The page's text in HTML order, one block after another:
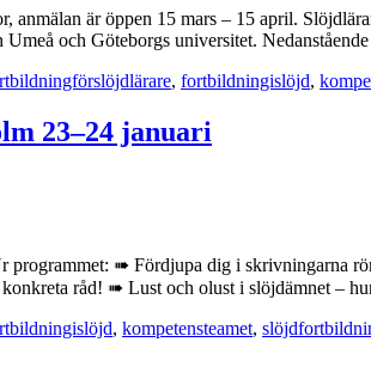
anmälan är öppen 15 mars – 15 april.
och Göteborgs universitet.
, fortbildningislöjd,
23–24 januari
programmet: ➠ Fördjupa dig i skrivningarna
råd! ➠ Lust och olust i slöjdämnet
, kompetensteamet,